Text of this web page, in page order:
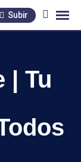
Subir
| Tu